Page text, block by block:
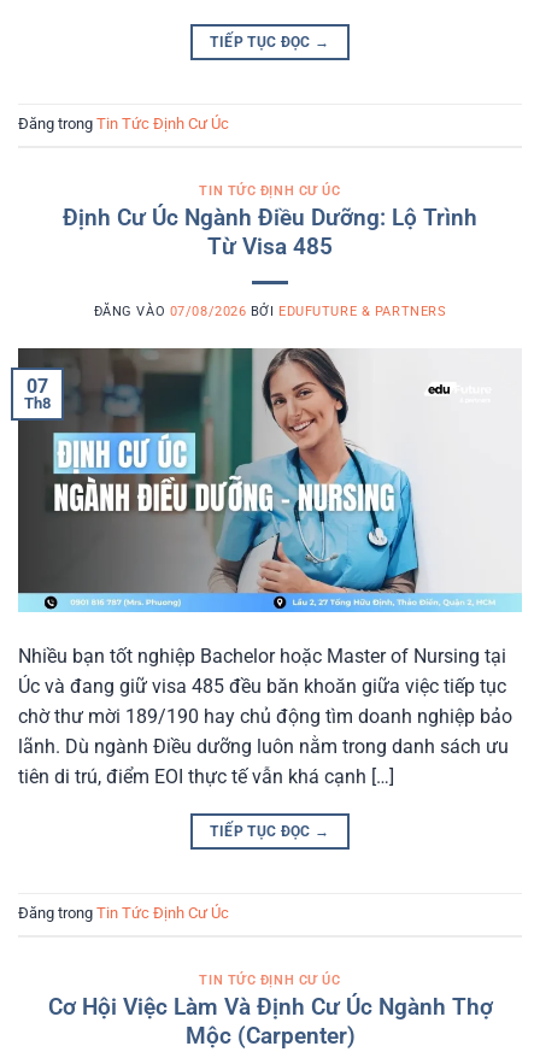
TIẾP TỤC ĐỌC →
Đăng trong Tin Tức Định Cư Úc
TIN TỨC ĐỊNH CƯ ÚC
Định Cư Úc Ngành Điều Dưỡng: Lộ Trình
Từ Visa 485
ĐĂNG VÀO 07/08/2026 BỞI EDUFUTURE & PARTNERS
07
Th8
Nhiều bạn tốt nghiệp Bachelor hoặc Master of Nursing tại
Úc và đang giữ visa 485 đều băn khoăn giữa việc tiếp tục
chờ thư mời 189/190 hay chủ động tìm doanh nghiệp bảo
lãnh. Dù ngành Điều dưỡng luôn nằm trong danh sách ưu
tiên di trú, điểm EOI thực tế vẫn khá cạnh […]
TIẾP TỤC ĐỌC →
Đăng trong Tin Tức Định Cư Úc
TIN TỨC ĐỊNH CƯ ÚC
Cơ Hội Việc Làm Và Định Cư Úc Ngành Thợ
Mộc (Carpenter)